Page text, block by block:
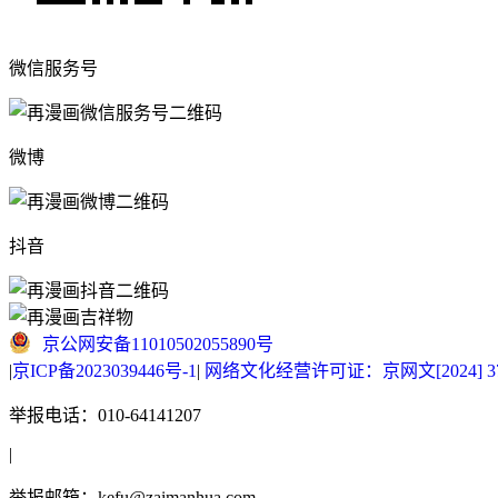
微信服务号
微博
抖音
京公网安备11010502055890号
|京ICP备2023039446号-1 | 网络文化经营许可证：京网文[2024]
举报电话：010-64141207
|